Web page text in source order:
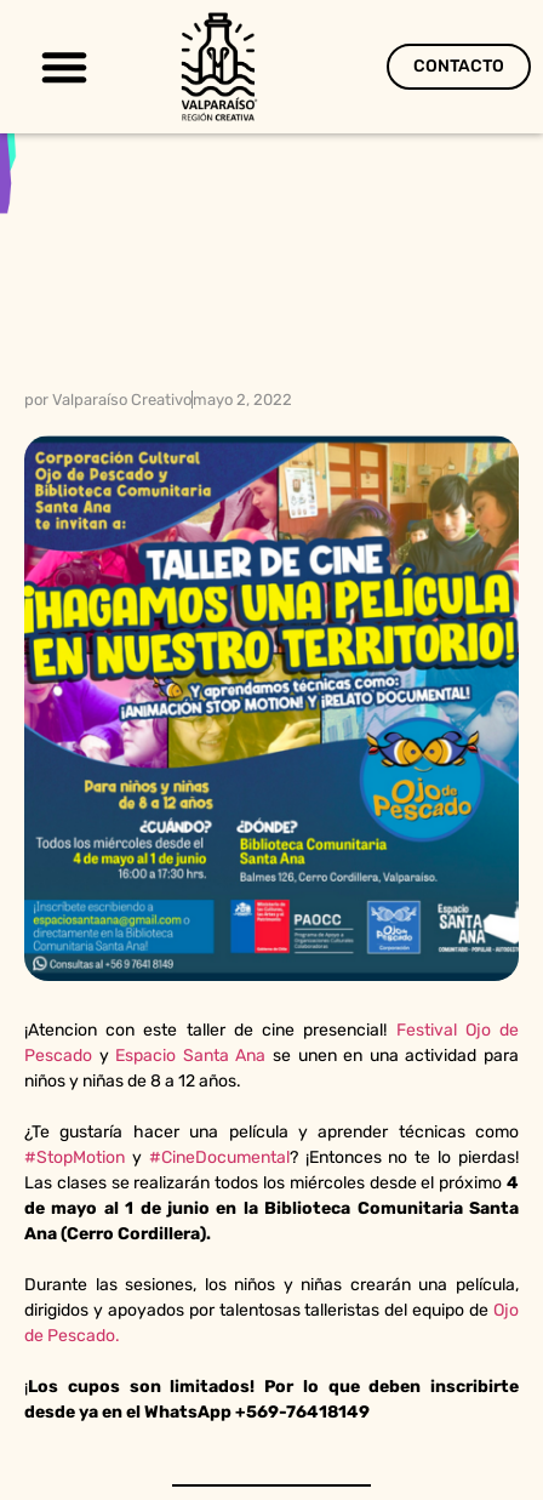
CONTACTO
por Valparaíso Creativomayo 2, 2022
¡Atencion con este taller de cine presencial! Festival Ojo de
Pescado y Espacio Santa Ana se unen en una actividad para
niños y niñas de 8 a 12 años.
¿Te gustaría hacer una película y aprender técnicas como
#StopMotion y #CineDocumental? ¡Entonces no te lo pierdas!
Las clases se realizarán todos los miércoles desde el próximo 4
de mayo al 1 de junio en la Biblioteca Comunitaria Santa
Ana (Cerro Cordillera).
Durante las sesiones, los niños y niñas crearán una película,
dirigidos y apoyados por talentosas talleristas del equipo de Ojo
de Pescado.
¡Los cupos son limitados! Por lo que deben inscribirte
desde ya en el WhatsApp +569-76418149